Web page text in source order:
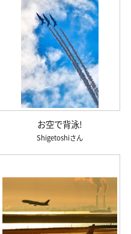
お空で背泳!
Shigetoshi